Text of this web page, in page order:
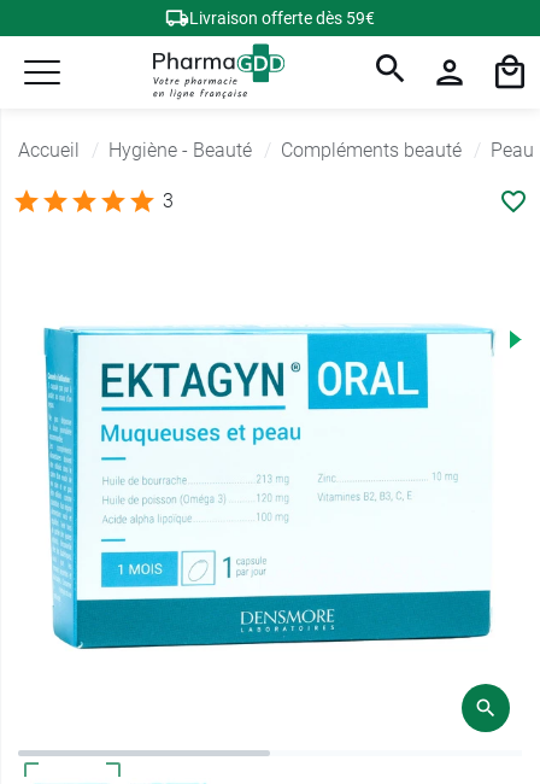
Livraison offerte dès 59€
Accueil Hygiène - Beauté Compléments beauté Peau
3